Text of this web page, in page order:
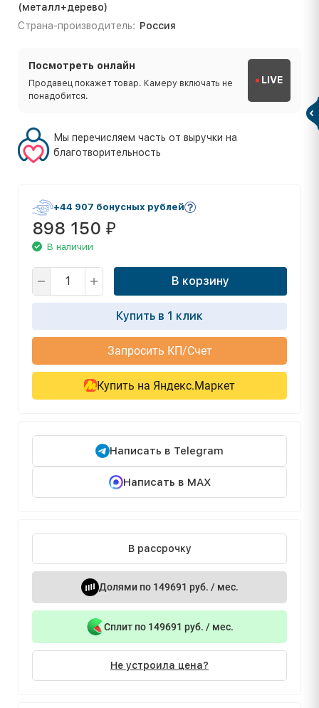
(металл+дерево)
Страна-производитель: Россия
Посмотреть онлайн
Продавец покажет товар. Камеру включать не
понадобится.
LIVE
Мы перечисляем часть от выручки на
благотворительность
+44 907 бонусных рублей
898 150 ₽
В наличии
В корзину
Купить в 1 клик
Запросить КП/Счет
Купить на Яндекс.Маркет
Написать в Telegram
Написать в MAX
В рассрочку
Долями по 149691 руб. / мес.
Сплит по 149691 руб. / мес.
Не устроила цена?